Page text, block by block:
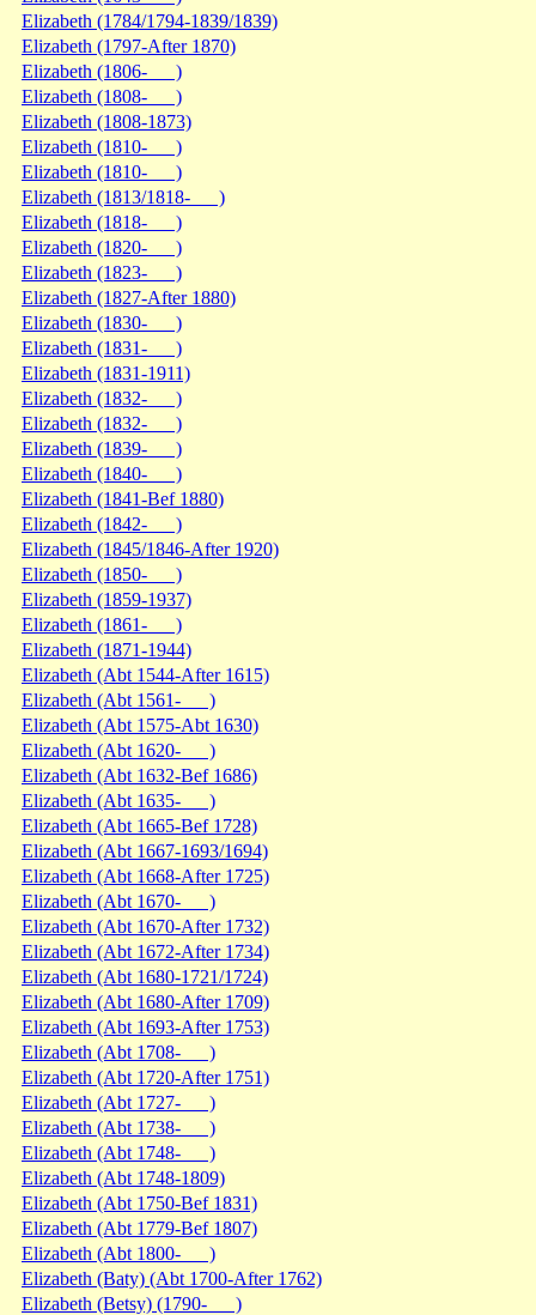
Elizabeth (1784/1794-1839/1839)
Elizabeth (1797-After 1870)
Elizabeth (1806- )
Elizabeth (1808- )
Elizabeth (1808-1873)
Elizabeth (1810- )
Elizabeth (1810- )
Elizabeth (1813/1818- )
Elizabeth (1818- )
Elizabeth (1820- )
Elizabeth (1823- )
Elizabeth (1827-After 1880)
Elizabeth (1830- )
Elizabeth (1831- )
Elizabeth (1831-1911)
Elizabeth (1832- )
Elizabeth (1832- )
Elizabeth (1839- )
Elizabeth (1840- )
Elizabeth (1841-Bef 1880)
Elizabeth (1842- )
Elizabeth (1845/1846-After 1920)
Elizabeth (1850- )
Elizabeth (1859-1937)
Elizabeth (1861- )
Elizabeth (1871-1944)
Elizabeth (Abt 1544-After 1615)
Elizabeth (Abt 1561- )
Elizabeth (Abt 1575-Abt 1630)
Elizabeth (Abt 1620- )
Elizabeth (Abt 1632-Bef 1686)
Elizabeth (Abt 1635- )
Elizabeth (Abt 1665-Bef 1728)
Elizabeth (Abt 1667-1693/1694)
Elizabeth (Abt 1668-After 1725)
Elizabeth (Abt 1670- )
Elizabeth (Abt 1670-After 1732)
Elizabeth (Abt 1672-After 1734)
Elizabeth (Abt 1680-1721/1724)
Elizabeth (Abt 1680-After 1709)
Elizabeth (Abt 1693-After 1753)
Elizabeth (Abt 1708- )
Elizabeth (Abt 1720-After 1751)
Elizabeth (Abt 1727- )
Elizabeth (Abt 1738- )
Elizabeth (Abt 1748- )
Elizabeth (Abt 1748-1809)
Elizabeth (Abt 1750-Bef 1831)
Elizabeth (Abt 1779-Bef 1807)
Elizabeth (Abt 1800- )
Elizabeth (Baty) (Abt 1700-After 1762)
Elizabeth (Betsy) (1790- )